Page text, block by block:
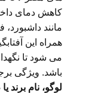
کاهش دمای
مانند
همراه این
می شود تا
باشد. ویژگی
لوگو، نام برند